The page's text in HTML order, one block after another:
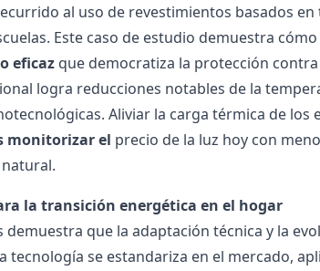
al uso de revestimientos basados
Este caso de estudio demuestra cómo
eficaz que democratiza la protección
logra reducciones notables de la
Aliviar la carga térmica de
monitorizar el precio de la luz hoy con
la transición energética en el hogar
demuestra que la adaptación técnica y la
tecnología se estandariza en el mercado,